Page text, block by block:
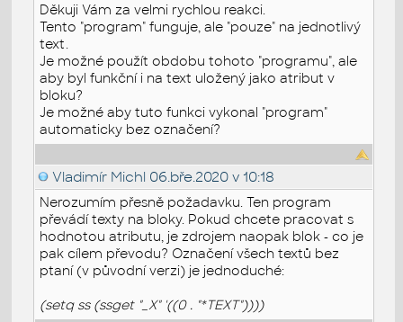
Děkuji Vám za velmi rychlou reakci.
Tento "program" funguje, ale "pouze" na jednotlivý
text.
Je možné použít obdobu tohoto "programu", ale
aby byl funkční i na text uložený jako atribut v
bloku?
Je možné aby tuto funkci vykonal "program"
automaticky bez označení?
Vladimír Michl 06.bře.2020 v 10:18
Nerozumím přesně požadavku. Ten program
převádí texty na bloky. Pokud chcete pracovat s
hodnotou atributu, je zdrojem naopak blok - co je
pak cílem převodu? Označení všech textů bez
ptaní (v původní verzi) je jednoduché:
(setq ss (ssget "_X" '((0 . "*TEXT"))))